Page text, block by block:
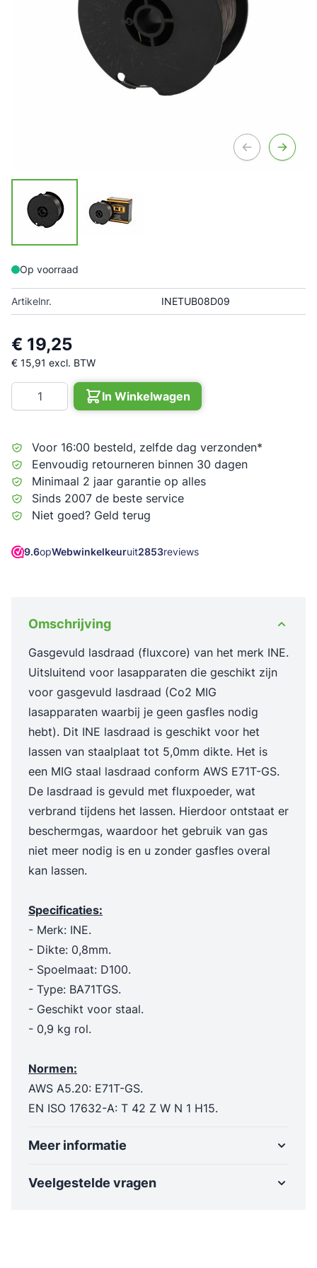
Op voorraad
Artikelnr. INETUB08D09
€ 19,25
€ 15,91 excl. BTW
Aantal
In Winkelwagen
Voor 16:00 besteld, zelfde dag verzonden*
Eenvoudig retourneren binnen 30 dagen
Minimaal 2 jaar garantie op alles
Sinds 2007 de beste service
Niet goed? Geld terug
9.6opWebwinkelkeuruit2853reviews
Omschrijving
Gasgevuld lasdraad (fluxcore) van het merk INE.
Uitsluitend voor lasapparaten die geschikt zijn
voor gasgevuld lasdraad (Co2 MIG
lasapparaten waarbij je geen gasfles nodig
hebt). Dit INE lasdraad is geschikt voor het
lassen van staalplaat tot 5,0mm dikte. Het is
een MIG staal lasdraad conform AWS E71T-GS.
De lasdraad is gevuld met fluxpoeder, wat
verbrand tijdens het lassen. Hierdoor ontstaat er
beschermgas, waardoor het gebruik van gas
niet meer nodig is en u zonder gasfles overal
kan lassen.
Specificaties:
- Merk: INE.
- Dikte: 0,8mm.
- Spoelmaat: D100.
- Type: BA71TGS.
- Geschikt voor staal.
- 0,9 kg rol.
Normen:
AWS A5.20: E71T-GS.
EN ISO 17632-A: T 42 Z W N 1 H15.
Meer informatie
Veelgestelde vragen